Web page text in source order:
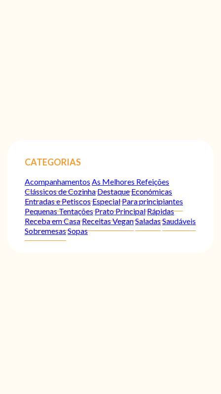
CATEGORIAS
Acompanhamentos As Melhores Refeições
Clássicos de CozinhaDestaqueEconómicas
Entradas e PetiscosEspecialPara principiantes
Pequenas TentaçõesPrato PrincipalRápidas
Receba em CasaReceitas VeganSaladasSaudáveis
SobremesasSopas